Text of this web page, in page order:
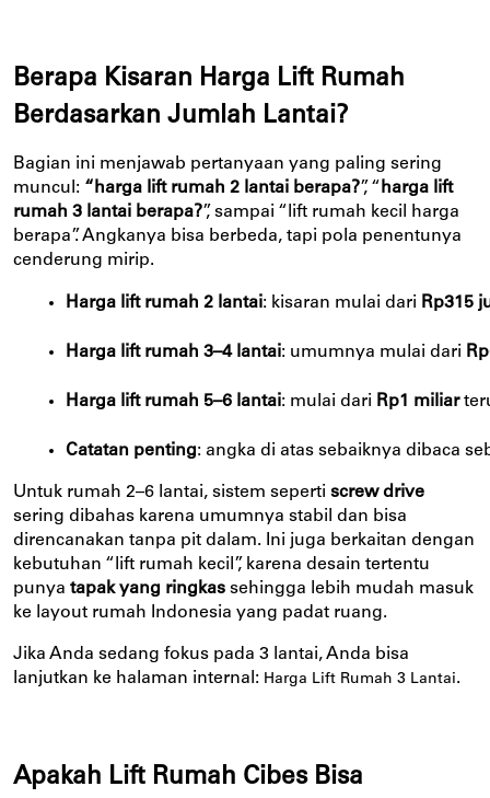
Berapa Kisaran Harga Lift Rumah
Berdasarkan Jumlah Lantai?
Bagian ini menjawab pertanyaan yang paling sering
muncul: “harga lift rumah 2 lantai berapa?”, “ harga lift
rumah 3 lantai berapa?”, sampai “lift rumah kecil harga
berapa”. Angkanya bisa berbeda, tapi pola penentunya
cenderung mirip.
Harga lift rumah 2 lantai: kisaran mulai dari Rp315
Harga lift rumah 3–4 lantai: umumnya mulai dari
Harga lift rumah 5–6 lantai: mulai dari Rp1 miliar
Catatan penting: angka di atas sebaiknya dibaca
Untuk rumah 2–6 lantai, sistem seperti screw drive
sering dibahas karena umumnya stabil dan bisa
direncanakan tanpa pit dalam. Ini juga berkaitan dengan
kebutuhan “lift rumah kecil”, karena desain tertentu
punya tapak yang ringkas sehingga lebih mudah masuk
ke layout rumah Indonesia yang padat ruang.
Jika Anda sedang fokus pada 3 lantai, Anda bisa
lanjutkan ke halaman internal: Harga Lift Rumah 3 Lantai.
Apakah Lift Rumah Cibes Bisa